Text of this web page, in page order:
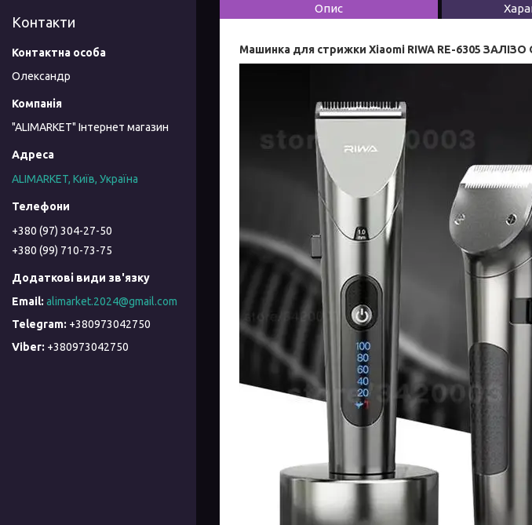
Опис
Машинка для стрижки Xiaomi RIWA RE-6305 ЗАЛІЗО
Контакти
Олександр
"ALIMARKET" Інтернет магазин
ALIMARKET, Київ, Україна
+380 (97) 304-27-50
+380 (99) 710-73-75
alimarket.2024@gmail.com
+380973042750
+380973042750